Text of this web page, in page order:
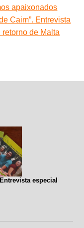
apaixonados
Caim”. Entrevista
de Malta
especial